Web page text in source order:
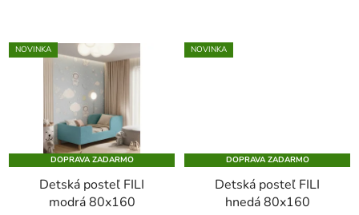
NOVINKA
DOPRAVA ZADARMO
Detská posteľ FILI
modrá 80x160
NOVINKA
DOPRAVA ZADARMO
Detská posteľ FILI
hnedá 80x160